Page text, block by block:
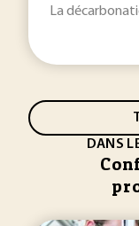
La
DANS